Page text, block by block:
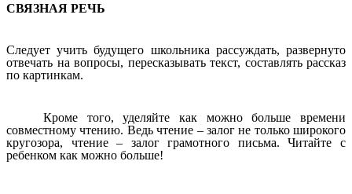
СВЯЗНАЯ РЕЧЬ
Следует учить будущего школьника рассуждать, развернуто
отвечать на вопросы, пересказывать текст, составлять рассказ
по картинкам.
Кроме того, уделяйте как можно больше времени
совместному чтению. Ведь чтение – залог не только широкого
кругозора, чтение – залог грамотного письма. Читайте с
ребенком как можно больше!